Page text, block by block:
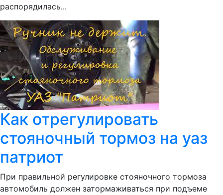
распорядилась...
Как отрегулировать
стояночный тормоз на уаз
патриот
При правильной регулировке стояночного тормоза
автомобиль должен затормаживаться при подъеме